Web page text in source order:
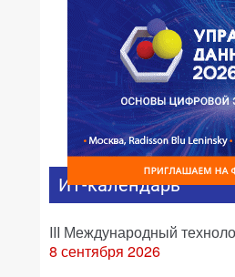
ИТ-календарь
III Международный
8 сентября 2026